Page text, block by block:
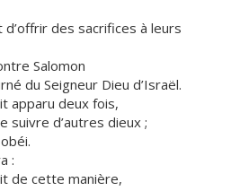
d’offrir des sacrifices à leurs
Salomon
du Seigneur Dieu d’Israël.
apparu deux fois,
d’autres dieux ;
:
de cette manière,